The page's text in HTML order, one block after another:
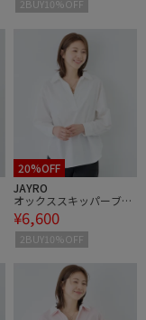
2BUY10%OFF
20%OFF
JAYRO
オックススキッパーブラ
ウス
¥6,600
2BUY10%OFF